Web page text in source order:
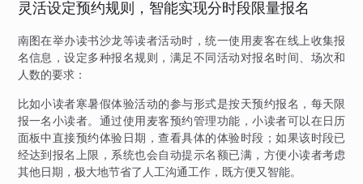
灵活设定预约规则，智能实现分时段限量报名
南图在举办读书沙龙等读者活动时，统一使用麦客在线上收集报
名信息，设定多种报名规则，满足不同活动对报名时间、场次和
人数的要求：
比如小读者寒暑假体验活动的参与形式是按天预约报名，每天限
报一名小读者。通过使用麦客预约管理功能，小读者可以在日历
面板中直接预约体验日期，查看具体的体验时段；如果该时段已
经达到报名上限，系统也会自动提示名额已满，方便小读者考虑
其他日期，极大地节省了人工沟通工作，既方便又智能。